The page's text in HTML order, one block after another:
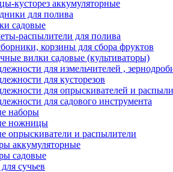
кусторез аккумуляторные
для полива
садовые
распылители для полива
корзины для сбора фруктов
вилки садовые (культиваторы)
для измельчителей ,
для кусторезов
для опрыскивателей и
для садового инструмента
наборы
ножницы
опрыскиватели и распылители
аккумуляторные
садовые
сучьев